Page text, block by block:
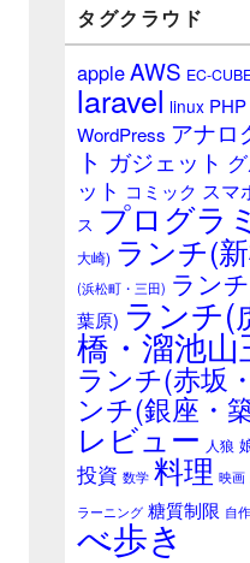
ー
ジ
ッ
ト
タグクラウド
appleAWS EC-
laravel linux PHP
WordPress アナロ
ト ガジェット
ット コミック スマ
ス プログラ
大崎) ランチ(
(浜松町・三田) ラン
葉原) ランチ(
橋・溜池
ランチ(赤坂
ンチ(銀座・
レビュー 人狼
投資 数学 料理 映画
ラーニング 糖質制限 自
べ歩き